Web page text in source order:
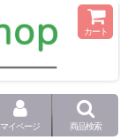
カート
マイページ 商品検索